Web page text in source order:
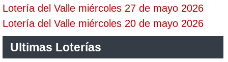
Lotería del Valle miércoles 27 de mayo 2026
Lotería del Valle miércoles 20 de mayo 2026
Ultimas Loterías